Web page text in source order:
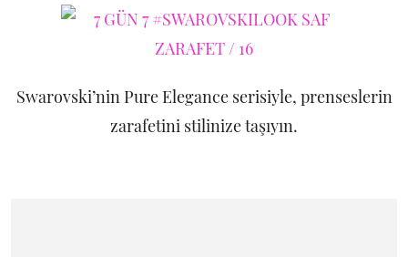
Swarovski’nin Pure Elegance serisiyle, prenseslerin
zarafetini stilinize taşıyın.